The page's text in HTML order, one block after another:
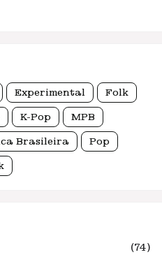
Experimental Folk
K-Pop MPB
Brasileira Pop
(74)